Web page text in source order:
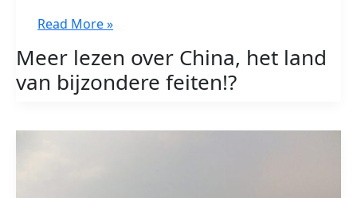
China,
land
van
bijzondere
Read More »
Meer lezen over China, het land
van bijzondere feiten!?